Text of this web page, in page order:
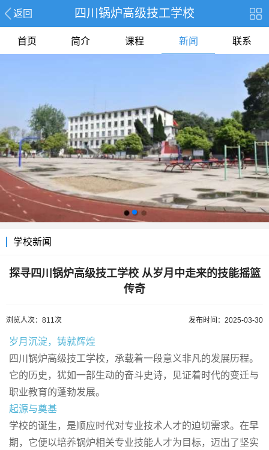
返回 四川锅炉高级技工学校
首页 简介 课程 新闻 联系
学校新闻
探寻四川锅炉高级技工学校 从岁月中走来的技能摇篮
传奇
浏览人次：811次 发布时间：2025-03-30
岁月沉淀，铸就辉煌
四川锅炉高级技工学校，承载着一段意义非凡的发展历程。
它的历史，犹如一部生动的奋斗史诗，见证着时代的变迁与
职业教育的蓬勃发展。
起源与奠基
学校的诞生，是顺应时代对专业技术人才的迫切需求。在早
期，它便以培养锅炉相关专业技能人才为目标，迈出了坚实